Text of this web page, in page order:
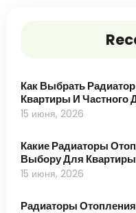
Как Выбрать
Квартиры И Частного
15 июня, 2026
Какие Радиаторы
Выбору Для
15 июня, 2026
Радиаторы